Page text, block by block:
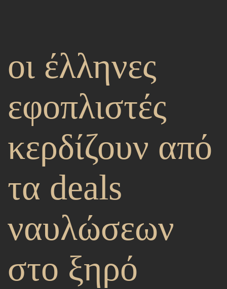
οι έλληνες
εφοπλιστές
κερδίζουν από
τα deals
ναυλώσεων
στο ξηρό